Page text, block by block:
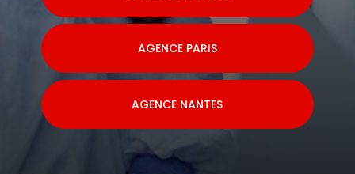
AGENCE PARIS
AGENCE NANTES